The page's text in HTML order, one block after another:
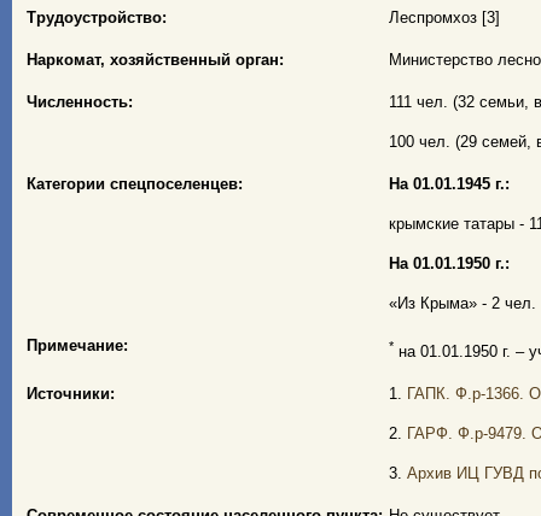
Трудоустройство: Леспромхоз [3]
Наркомат, хозяйственный орган: Министерство
Численность: 111 чел. (32 семьи,
100 чел. (29 семей,
Категории спецпоселенцев: На 01.01.1945 г.:
крымские татары -
На 01.01.1950 г.:
«Из Крыма» - 2 чел.
Примечание: * на 01.01.1950 г. –
Источники: 1. ГАПК. Ф.р-1366.
2. ГАРФ. Ф.р-9479.
3. Архив ИЦ ГУВД